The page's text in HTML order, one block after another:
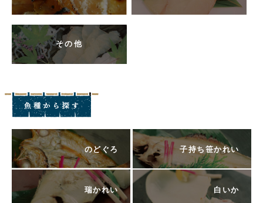
その他
のどぐろ 子持ち笹かれい
瑞かれい 白いか